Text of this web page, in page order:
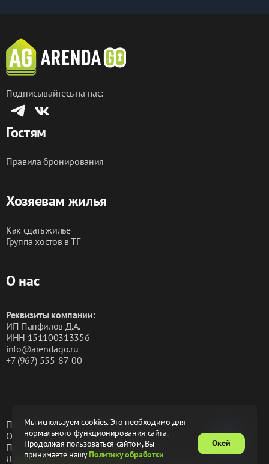
Мы используем cookies. Это необходимо для
нормального функционирования сайта.
Продолжая пользоваться сайтом, Вы
принимаете нашуПолитику обработки
Окей
Подписывайтесь на нас:
Гостям
Правила бронирования
Хозяевам жилья
Как сдать жилье
Группа хостов в ТГ
О нас
Реквизиты компании:
ИП Панфилов Д.А.
ИНН 151100313356
info@arendago.ru
+7 (967) 555-87-00
Политика конфиденциальности
Обработка персональных данных
Пользовательское соглашениеОферта
Лицензионное соглашение